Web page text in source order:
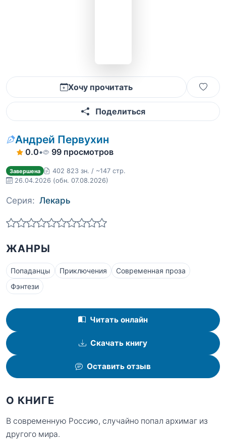
Хочу прочитать
Поделиться
Андрей Первухин
0.0• 99 просмотров
Завершена
402 823 зн. / ~147 стр.
26.04.2026 (обн. 07.08.2026)
Серия: Лекарь
ЖАНРЫ
Попаданцы Приключения
Современная проза
Фэнтези
Читать онлайн
Скачать книгу
Оставить отзыв
О КНИГЕ
В современную Россию, случайно попал архимаг из
другого мира.